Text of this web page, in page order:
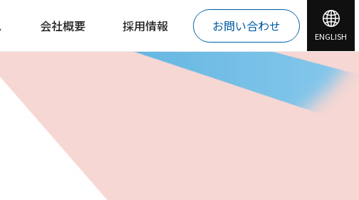
会社概要 採用情報 お問い合わせ
ENGLISH